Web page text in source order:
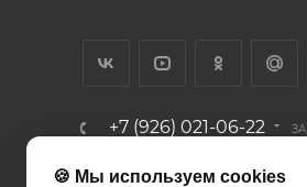
+7 (926) 021-06-22
🍪 Мы используем cookies